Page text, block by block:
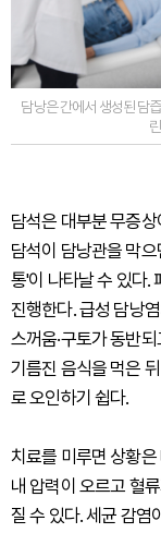
담낭은 간에서 생성된 담
담석은 대부분 무증
담석이 담낭관을 막
통'이 나타날 수 있다.
진행한다. 급성 담낭
스꺼움·구토가 동반
기름진 음식을 먹은
로 오인하기 쉽다.
치료를 미루면 상황
내 압력이 오르고 혈
질 수 있다. 세균 감염